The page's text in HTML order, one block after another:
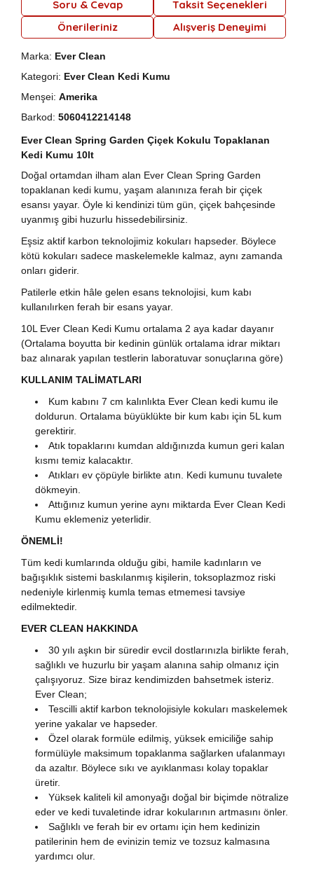
Soru & Cevap
Taksit Seçenekleri
Önerileriniz
Alışveriş Deneyimi
Marka: Ever Clean
Kategori: Ever Clean Kedi Kumu
Menşei: Amerika
Barkod: 5060412214148
Ever Clean Spring Garden Çiçek Kokulu Topaklanan
Kedi Kumu 10lt
Doğal ortamdan ilham alan Ever Clean Spring Garden
topaklanan kedi kumu, yaşam alanınıza ferah bir çiçek
esansı yayar. Öyle ki kendinizi tüm gün, çiçek bahçesinde
uyanmış gibi huzurlu hissedebilirsiniz.
Eşsiz aktif karbon teknolojimiz kokuları hapseder. Böylece
kötü kokuları sadece maskelemekle kalmaz, aynı zamanda
onları giderir.
Patilerle etkin hâle gelen esans teknolojisi, kum kabı
kullanılırken ferah bir esans yayar.
10L Ever Clean Kedi Kumu ortalama 2 aya kadar dayanır
(Ortalama boyutta bir kedinin günlük ortalama idrar miktarı
baz alınarak yapılan testlerin laboratuvar sonuçlarına göre)
KULLANIM TALİMATLARI
Kum kabını 7 cm kalınlıkta Ever Clean kedi kumu ile
doldurun. Ortalama büyüklükte bir kum kabı için 5L kum
gerektirir.
Atık topaklarını kumdan aldığınızda kumun geri kalan
kısmı temiz kalacaktır.
Atıkları ev çöpüyle birlikte atın. Kedi kumunu tuvalete
dökmeyin.
Attığınız kumun yerine aynı miktarda Ever Clean Kedi
Kumu eklemeniz yeterlidir.
ÖNEMLİ!
Tüm kedi kumlarında olduğu gibi, hamile kadınların ve
bağışıklık sistemi baskılanmış kişilerin, toksoplazmoz riski
nedeniyle kirlenmiş kumla temas etmemesi tavsiye
edilmektedir.
EVER CLEAN HAKKINDA
30 yılı aşkın bir süredir evcil dostlarınızla birlikte ferah,
sağlıklı ve huzurlu bir yaşam alanına sahip olmanız için
çalışıyoruz. Size biraz kendimizden bahsetmek isteriz.
Ever Clean;
Tescilli aktif karbon teknolojisiyle kokuları maskelemek
yerine yakalar ve hapseder.
Özel olarak formüle edilmiş, yüksek emiciliğe sahip
formülüyle maksimum topaklanma sağlarken ufalanmayı
da azaltır. Böylece sıkı ve ayıklanması kolay topaklar
üretir.
Yüksek kaliteli kil amonyağı doğal bir biçimde nötralize
eder ve kedi tuvaletinde idrar kokularının artmasını önler.
Sağlıklı ve ferah bir ev ortamı için hem kedinizin
patilerinin hem de evinizin temiz ve tozsuz kalmasına
yardımcı olur.